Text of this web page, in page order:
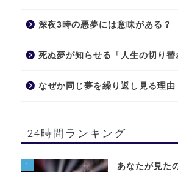
深夜3時の悪夢には意味がある？
死ぬ夢が知らせる「人生の切り替
なぜか同じ夢を繰り返し見る理由
24時間ランキング
1
あなたが見た